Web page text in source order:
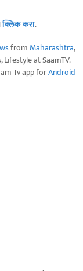
क्लिक करा.
from Maharashtra,
at SaamTV.
Tv app forAndroid